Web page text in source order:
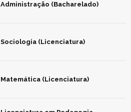
Administração (Bacharelado)
Sociologia (Licenciatura)
Matemática (Licenciatura)